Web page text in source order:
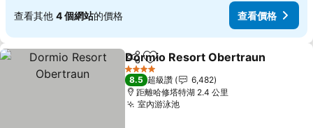
查看其他 4 個網站的價格 查看價格
分享 加入我的最愛
Dormio Resort Obertraun
4 星級
8.5 超級讚
6,482
距離哈修塔特湖 2.4 公里
室內游泳池